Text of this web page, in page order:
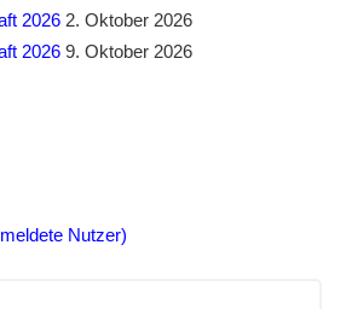
2026 2. Oktober 2026
2026 9. Oktober 2026
Nutzer)